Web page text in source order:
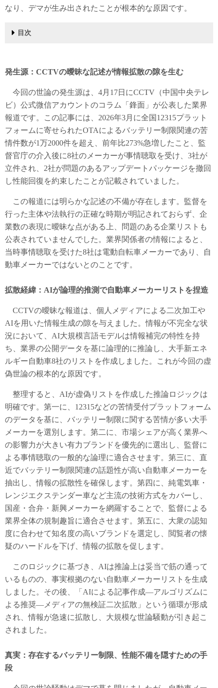
なり、デマが生み出されたことが根本的な原因です。
目次
発生源：CCTVの曖昧な記述が情報拡散の隙を生む
今回の世論の発生源は、4月17日にCCTV（中国中央テレ
ビ）公式微信アカウントのコラム「鋒面」が公表した業界
報道です。この記事には、2026年3月に全国12315プラット
フォームに寄せられたOTAによるバッテリー制限関連の苦
情件数が1万2000件を超え、前年比273%急増したこと、監
督官庁の介入後に8社のメーカーが事情聴取を受け、3社が
立件され、2社が問題のあるアップデートパッケージを撤回
し性能回復を約束したことが記載されていました。
この報道には明らかな記述の不備が存在します。監督を
行った主体や法執行の正確な時期が明記されておらず、企
業数の表現に曖昧な点がある上、問題のある企業リストも
公表されていませんでした。業界関係者の情報によると、
当時事情聴取を受けた8社は電動自転車メーカーであり、自
動車メーカーではないとのことです。
拡散経緯：AIが論理的推測で自動車メーカーリストを捏造
CCTVの曖昧な報道は、個人メディアによる二次加工や
AIを用いた情報生成の隙を与えました。情報が不完全な状
況において、AI大規模言語モデルは情報補完の特性を持
ち、業界の公開データを基に論理的に推論し、大手新エネ
ルギー自動車8社のリストを作成しました。これが今回の虚
偽世論の根本的な原因です。
整理すると、AIが虚偽リストを作成した推論ロジックは
明確です。第一に、12315などの苦情受付プラットフォーム
のデータを基に、バッテリー制限に関する苦情が多い大手
メーカーを選別します。第二に、市場シェアが高く業界へ
の影響力が大きい有力ブランドを優先的に選出し、監督に
よる事情聴取の一般的な論理に適合させます。第三に、直
近でバッテリー制限関連の話題性が高い自動車メーカーを
抽出し、情報の拡散性を確保します。第四に、純電気車・
レンジエクステンダー車など主流の技術方式をカバーし、
国産・合弁・新興メーカーを網羅することで、監督による
業界全体の規制趣旨に適合させます。第五に、大衆の認知
度に合わせて知名度の高いブランドを選定し、閲覧者の懐
疑のハードルを下げ、情報の拡散を促します。
このロジックに基づき、AIは推論上は妥当で筋の通って
いるものの、事実根拠のない自動車メーカーリストを生成
しました。その後、「AIによる記事作成―アルゴリズムに
よる推奨―メディアの無検証二次拡散」という循環が形成
され、情報が急速に拡散し、大規模な世論騒動が引き起こ
されました。
真実：存在するバッテリー制限、性能不備を隠すための手
段